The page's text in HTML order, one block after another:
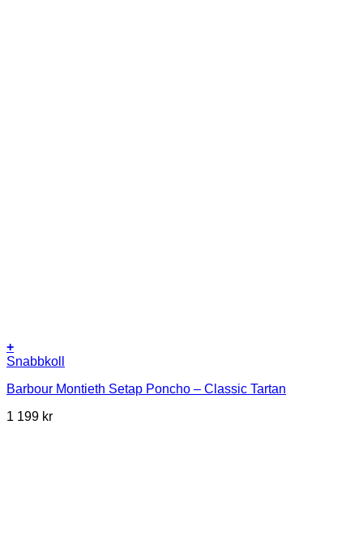
+
Snabbkoll
Barbour Montieth Setap Poncho – Classic Tartan
1 199 kr